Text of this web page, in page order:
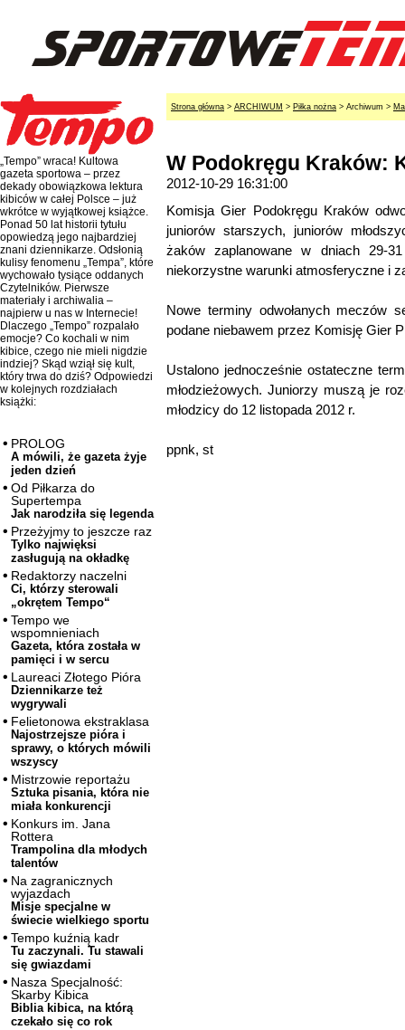
„Tempo” wraca! Kultowa
gazeta sportowa – przez
dekady obowiązkowa lektura
kibiców w całej Polsce – już
wkrótce w wyjątkowej książce.
Ponad 50 lat historii tytułu
opowiedzą jego najbardziej
znani dziennikarze. Odsłonią
kulisy fenomenu „Tempa”, które
wychowało tysiące oddanych
Czytelników. Pierwsze
materiały i archiwalia –
najpierw u nas w Internecie!
Dlaczego „Tempo” rozpalało
emocje? Co kochali w nim
kibice, czego nie mieli nigdzie
indziej? Skąd wziął się kult,
który trwa do dziś? Odpowiedzi
w kolejnych rozdziałach
książki:
PROLOG
A mówili, że gazeta żyje
jeden dzień
Od Piłkarza do
Supertempa
Jak narodziła się legenda
Przeżyjmy to jeszcze raz
Tylko najwięksi
zasługują na okładkę
Redaktorzy naczelni
Ci, którzy sterowali
„okrętem Tempo“
Tempo we
wspomnieniach
Gazeta, która została w
pamięci i w sercu
Laureaci Złotego Pióra
Dziennikarze też
wygrywali
Felietonowa ekstraklasa
Najostrzejsze pióra i
sprawy, o których mówili
wszyscy
Mistrzowie reportażu
Sztuka pisania, która nie
miała konkurencji
Konkurs im. Jana
Rottera
Trampolina dla młodych
talentów
Na zagranicznych
wyjazdach
Misje specjalne w
świecie wielkiego sportu
Tempo kuźnią kadr
Tu zaczynali. Tu stawali
się gwiazdami
Nasza Specjalność:
Skarby Kibica
Biblia kibica, na którą
czekało się co rok
Strona główna > ARCHIWUM > Piłka nożna > Archiwum >
W Podokręgu Kraków:
2012-10-29 16:31:00
Komisja Gier Podokręgu Kraków
juniorów starszych, juniorów
żaków zaplanowane w dniach 29-
niekorzystne warunki atmosferyczne i
Nowe terminy odwołanych
podane niebawem przez Komisję Gier
Ustalono jednocześnie ostateczne
młodzieżowych. Juniorzy muszą je
młodzicy do 12 listopada 2012 r.
ppnk, st